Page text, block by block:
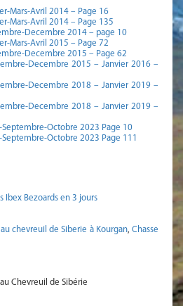
Mars-Avril 2014 – Page 16
Mars-Avril 2014 – Page 135
Decembre 2014 – page 10
Mars-Avril 2015 – Page 72
Decembre 2015 – Page 62
Decembre 2015 – Janvier 2016 –
Decembre 2018 – Janvier 2019 –
Decembre 2018 – Janvier 2019 –
Septembre-Octobre 2023 Page 10
Octobre 2023 Page 111
Ibex Bezoards en 3 jours
au chevreuil de Siberie à Kourgan,Chasse
Chevreuil de Sibérie